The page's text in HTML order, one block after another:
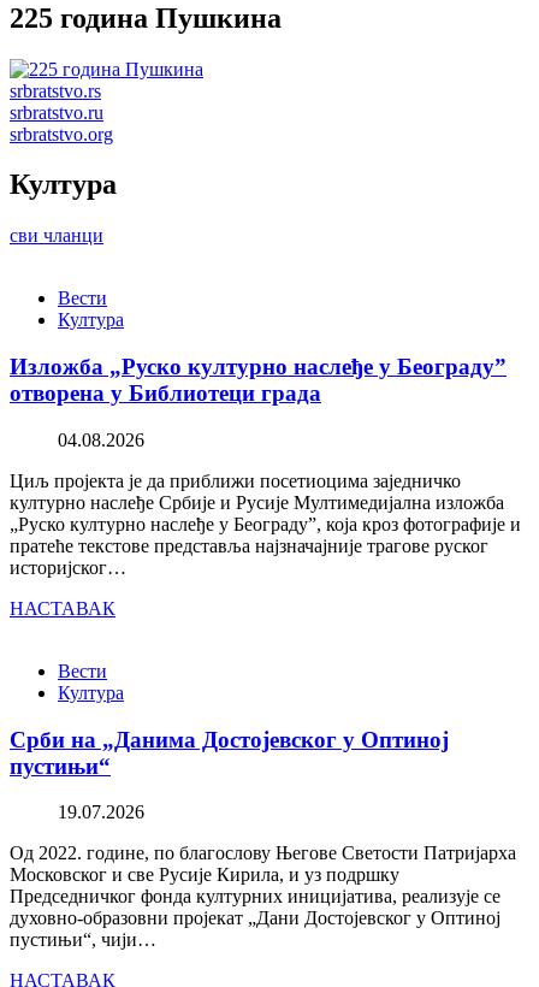
225 година Пушкина
srbratstvo.rs
srbratstvo.ru
srbratstvo.org
Култура
сви чланци
Вести
Култура
Изложба „Руско културно наслеђе у Београду”
отворена у Библиотеци града
04.08.2026
Циљ пројекта је да приближи посетиоцима заједничко
културно наслеђе Србије и Русије Мултимедијална изложба
„Руско културно наслеђе у Београду”, која кроз фотографије и
пратеће текстове представља најзначајније трагове руског
историјског…
НАСТАВАК
Вести
Култура
Срби на „Данима Достојевског у Оптиној
пустињи“
19.07.2026
Од 2022. године, по благослову Његове Светости Патријарха
Московског и све Русије Кирила, и уз подршку
Председничког фонда културних иницијатива, реализује се
духовно-образовни пројекат „Дани Достојевског у Оптиној
пустињи“, чији…
НАСТАВАК